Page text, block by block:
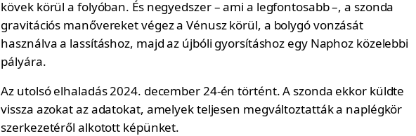
kövek körül a folyóban. És negyedszer – ami a legfontosabb –, a szonda
gravitációs manővereket végez a Vénusz körül, a bolygó vonzását
használva a lassításhoz, majd az újbóli gyorsításhoz egy Naphoz közelebbi
pályára.
Az utolsó elhaladás 2024. december 24-én történt. A szonda ekkor küldte
vissza azokat az adatokat, amelyek teljesen megváltoztatták a naplégkör
szerkezetéről alkotott képünket.